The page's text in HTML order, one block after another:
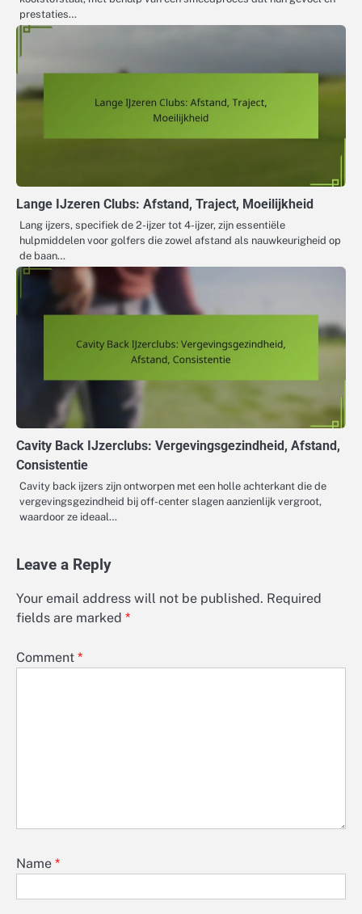
prestaties…
Lange IJzeren Clubs: Afstand, Traject, Moeilijkheid
Lang ijzers, specifiek de 2-ijzer tot 4-ijzer, zijn essentiële
hulpmiddelen voor golfers die zowel afstand als nauwkeurigheid op
de baan…
Cavity Back IJzerclubs: Vergevingsgezindheid, Afstand,
Consistentie
Cavity back ijzers zijn ontworpen met een holle achterkant die de
vergevingsgezindheid bij off-center slagen aanzienlijk vergroot,
waardoor ze ideaal…
Leave a Reply
Your email address will not be published. Required
fields are marked *
Comment *
Name *